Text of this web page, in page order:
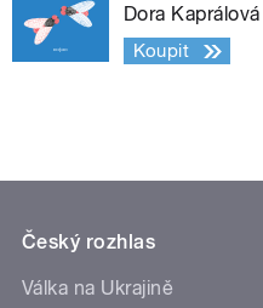
Dora Kaprálová
Koupit
Český rozhlas
Válka na Ukrajině